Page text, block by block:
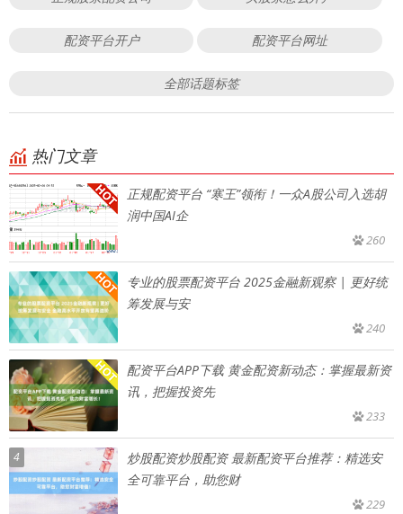
配资平台开户 配资平台网址
全部话题标签
热门文章
正规配资平台 “寒王”领衔！一众A股公司入选胡
润中国AI企
260
专业的股票配资平台 2025金融新观察 | 更好统
筹发展与安
240
配资平台APP下载 黄金配资新动态：掌握最新资
讯，把握投资先
233
4
炒股配资炒股配资 最新配资平台推荐：精选安
全可靠平台，助您财
229